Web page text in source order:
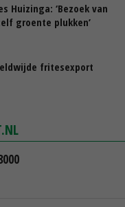
Huizinga: ‘Bezoek van
groente plukken’
fritesexport